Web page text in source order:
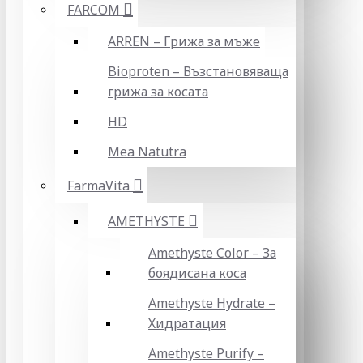
FARCOM
ARREN – Грижа за мъже
Bioproten – Възстановяваща
грижа за косата
HD
Mea Natutra
FarmaVita
AMETHYSTE
Amethyste Color – За
боядисана коса
Amethyste Hydrate –
Хидратация
Amethyste Purify –